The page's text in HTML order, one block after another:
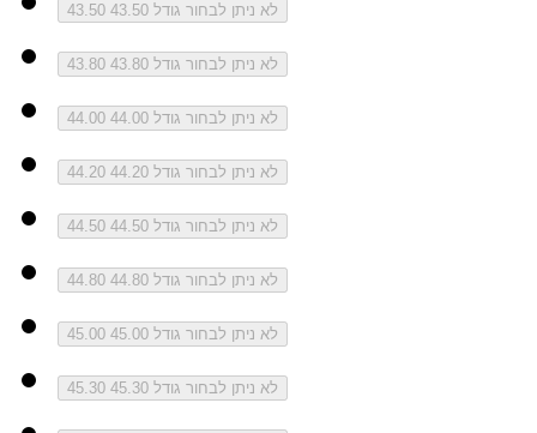
43.50 לא ניתן לבחור גודל 43.50
43.80 לא ניתן לבחור גודל 43.80
44.00 לא ניתן לבחור גודל 44.00
44.20 לא ניתן לבחור גודל 44.20
44.50 לא ניתן לבחור גודל 44.50
44.80 לא ניתן לבחור גודל 44.80
45.00 לא ניתן לבחור גודל 45.00
45.30 לא ניתן לבחור גודל 45.30